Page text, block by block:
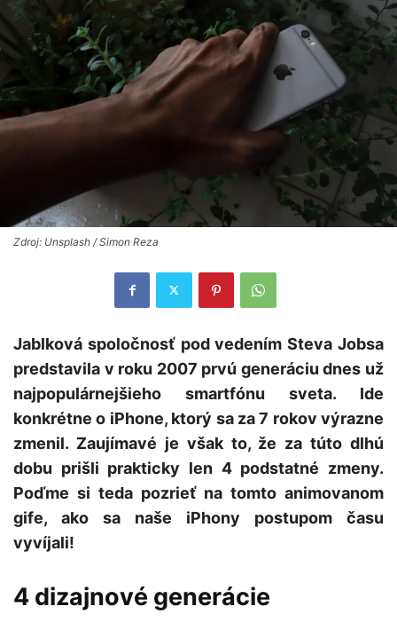
Zdroj: Unsplash / Simon Reza
Jablková spoločnosť pod vedením Steva Jobsa
predstavila v roku 2007 prvú generáciu dnes už
najpopulárnejšieho smartfónu sveta. Ide
konkrétne o iPhone, ktorý sa za 7 rokov výrazne
zmenil. Zaujímavé je však to, že za túto dlhú
dobu prišli prakticky len 4 podstatné zmeny.
Poďme si teda pozrieť na tomto animovanom
gife, ako sa naše iPhony postupom času
vyvíjali!
4 dizajnové generácie